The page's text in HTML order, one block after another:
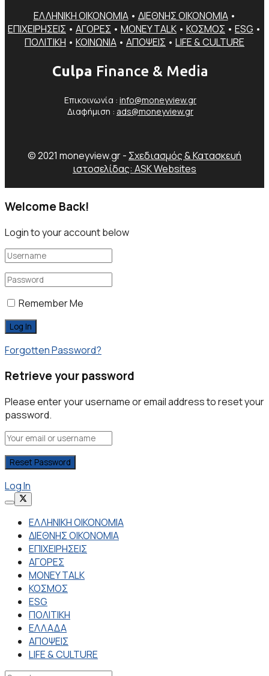
ΕΛΛΗΝΙΚΗ ΟΙΚΟΝΟΜΙΑ• ΔΙΕΘΝΗΣ ΟΙΚΟΝΟΜΙΑ•
ΕΠΙΧΕΙΡΗΣΕΙΣ • ΑΓΟΡΕΣ • MONEY TALK • ΚΟΣΜΟΣ • ESG •
ΠΟΛΙΤΙΚΗ • ΚΟΙΝΩΝΙΑ • ΑΠΟΨΕΙΣ • LIFE & CULTURE
Culpa Finance & Media
Επικοινωνία : info@moneyview.gr
Διαφήμιση : ads@moneyview.gr
© 2021 moneyview.gr - Σχεδιασμός & Κατασκευή
ιστοσελίδας: ASK Websites
Welcome Back!
Login to your account below
Remember Me
Forgotten Password?
Retrieve your password
Please enter your username or email address to reset your
password.
Log In
ΕΛΛΗΝΙΚΗ ΟΙΚΟΝΟΜΙΑ
ΔΙΕΘΝΗΣ ΟΙΚΟΝΟΜΙΑ
ΕΠΙΧΕΙΡΗΣΕΙΣ
ΑΓΟΡΕΣ
MONEY TALK
ΚΟΣΜΟΣ
ESG
ΠΟΛΙΤΙΚΗ
ΕΛΛΑΔΑ
ΑΠΟΨΕΙΣ
LIFE & CULTURE